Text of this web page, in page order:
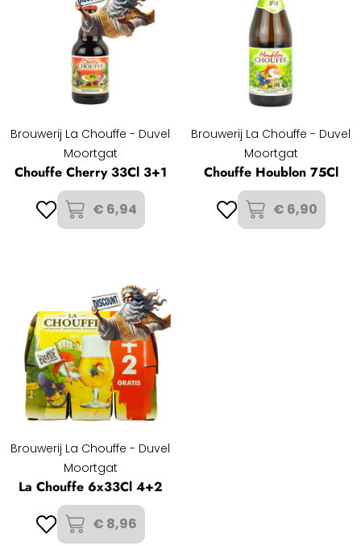
Brouwerij La Chouffe - Duvel
Moortgat
Chouffe Cherry 33Cl 3+1
€ 6,94
Brouwerij La Chouffe - Duvel
Moortgat
Chouffe Houblon 75Cl
€ 6,90
Brouwerij La Chouffe - Duvel
Moortgat
La Chouffe 6x33Cl 4+2
€ 8,96